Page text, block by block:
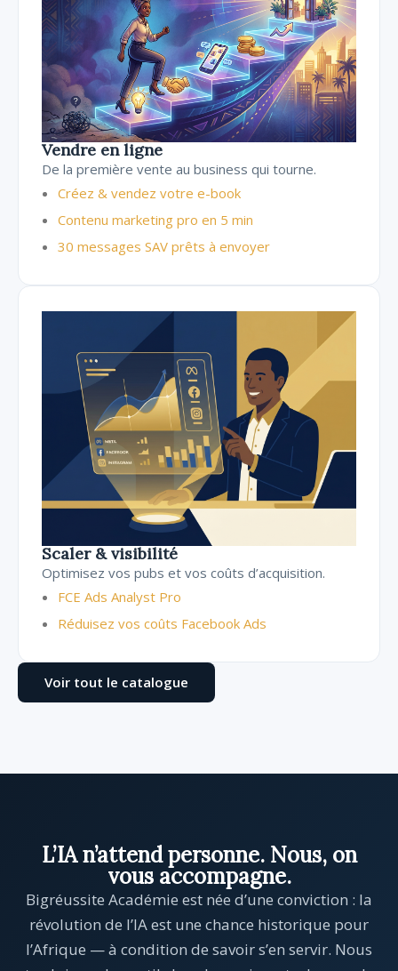
Vendre en ligne
De la première vente au business qui tourne.
Créez & vendez votre e-book
Contenu marketing pro en 5 min
30 messages SAV prêts à envoyer
Scaler & visibilité
Optimisez vos pubs et vos coûts d’acquisition.
FCE Ads Analyst Pro
Réduisez vos coûts Facebook Ads
Voir tout le catalogue
L’IA n’attend personne. Nous, on
vous accompagne.
Bigréussite Académie est née d’une conviction : la
révolution de l’IA est une chance historique pour
l’Afrique — à condition de savoir s’en servir. Nous